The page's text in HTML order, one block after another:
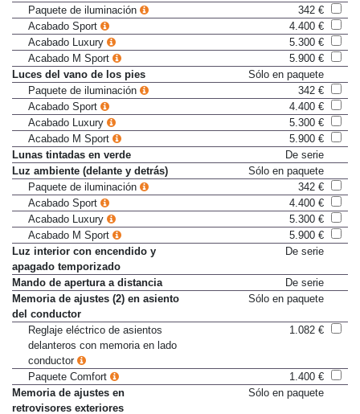
de puertas
Paquete de iluminación
342 €
Acabado Sport
4.400 €
Acabado Luxury
5.300 €
Acabado M Sport
5.900 €
Luces del vano de los pies
Sólo en paquete
Paquete de iluminación
342 €
Acabado Sport
4.400 €
Acabado Luxury
5.300 €
Acabado M Sport
5.900 €
Lunas tintadas en verde
De serie
Luz ambiente (delante y detrás)
Sólo en paquete
Paquete de iluminación
342 €
Acabado Sport
4.400 €
Acabado Luxury
5.300 €
Acabado M Sport
5.900 €
Luz interior con encendido y
apagado temporizado
Mando de apertura a distancia
De serie
Memoria de ajustes (2) en asiento
del conductor
Reglaje eléctrico de asientos
delanteros con memoria en lado
conductor
Paquete Comfort
1.400 €
Memoria de ajustes en